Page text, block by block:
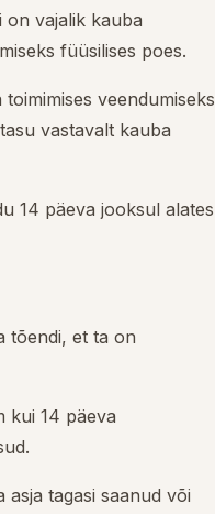
on vajalik kauba
füüsilises poes.
veendumiseks
vastavalt kauba
14 päeva jooksul alates
tõendi, et ta on
kui 14 päeva
tagasi saanud või